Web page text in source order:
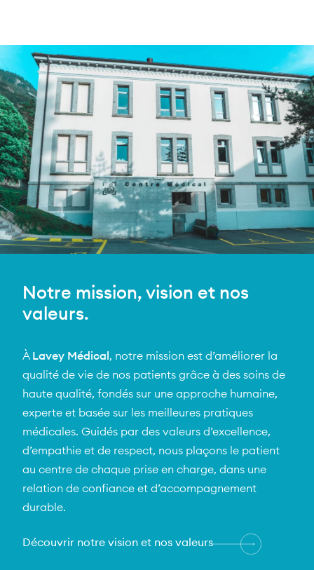
Notre mission, vision et nos
valeurs.
À Lavey Médical, notre mission est d’améliorer la
qualité de vie de nos patients grâce à des soins de
haute qualité, fondés sur une approche humaine,
experte et basée sur les meilleures pratiques
médicales. Guidés par des valeurs d’excellence,
d’empathie et de respect, nous plaçons le patient
au centre de chaque prise en charge, dans une
relation de confiance et d’accompagnement
durable.
Découvrir notre vision et nos valeurs